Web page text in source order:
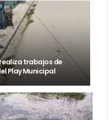
trabajos de
Play Municipal